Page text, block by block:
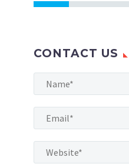
CONTACT US